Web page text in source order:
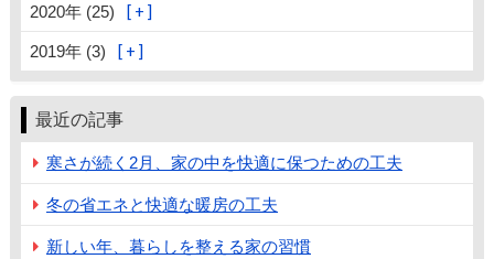
2020年 (25)
2019年 (3)
最近の記事
寒さが続く2月、家の中を快適に保つための工夫
冬の省エネと快適な暖房の工夫
新しい年、暮らしを整える家の習慣